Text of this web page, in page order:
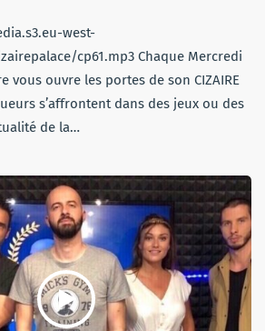
west-
cp61.mp3 Chaque Mercredi
vous ouvre les portes de son CIZAIRE
s’affrontent dans des jeux ou des
de la…